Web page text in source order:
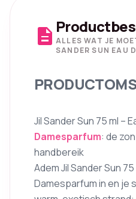
description ALLES WAT JE
SANDER SUN EAU
Jil Sander Sun 75 ml –
Damesparfum: de
handbereik
Adem Jil Sander Sun
Damesparfum in en je